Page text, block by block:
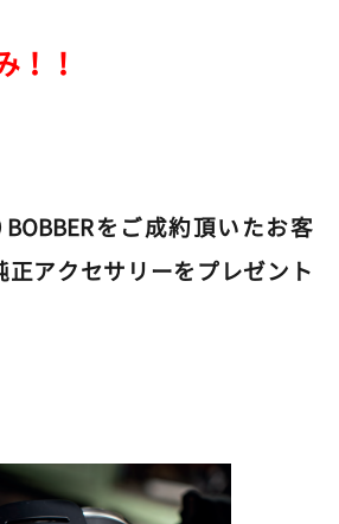
！！
BOBBERをご成約頂いたお客
アクセサリーをプレゼント